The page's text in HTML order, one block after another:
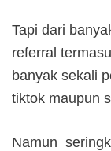
Tapi dari
referral
banyak sekali
tiktok maupun
Namun